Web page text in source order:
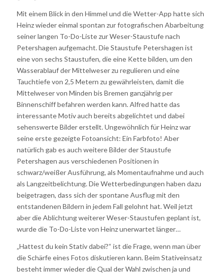
Mit einem Blick in den Himmel und die Wetter-App hatte sich
Heinz wieder einmal spontan zur fotografischen Abarbeitung
seiner langen To-Do-Liste zur Weser-Staustufe nach
Petershagen aufgemacht. Die Staustufe Petershagen ist
eine von sechs Staustufen, die eine Kette bilden, um den
Wasserablauf der Mittelweser zu regulieren und eine
Tauchtiefe von 2,5 Metern zu gewährleisten, damit die
Mittelweser von Minden bis Bremen ganzjährig per
Binnenschiff befahren werden kann. Alfred hatte das
interessante Motiv auch bereits abgelichtet und dabei
sehenswerte Bilder erstellt. Ungewöhnlich für Heinz war
seine erste gezeigte Fotoansicht: Ein Farbfoto! Aber
natürlich gab es auch weitere Bilder der Staustufe
Petershagen aus verschiedenen Positionen in
schwarz/weißer Ausführung, als Momentaufnahme und auch
als Langzeitbelichtung. Die Wetterbedingungen haben dazu
beigetragen, dass sich der spontane Ausflug mit den
entstandenen Bildern in jedem Fall gelohnt hat. Weil jetzt
aber die Ablichtung weiterer Weser-Staustufen geplant ist,
wurde die To-Do-Liste von Heinz unerwartet länger…
„Hattest du kein Stativ dabei?“ ist die Frage, wenn man über
die Schärfe eines Fotos diskutieren kann. Beim Stativeinsatz
besteht immer wieder die Qual der Wahl zwischen ja und